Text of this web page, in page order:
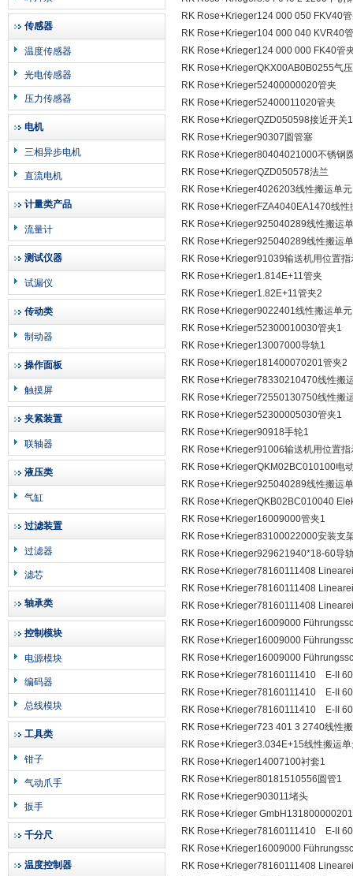
传感器
温度传感器
光电传感器
压力传感器
电机
三相异步电机
直流电机
计量类产品
流量计
测试仪器
试漏仪
传动类
制动器
操作面板
触摸屏
夹紧装置
联轴器
液压类
气缸
过滤装置
过滤器
滤芯
轴承类
控制模块
电源模块
编码器
总线模块
工具类
钳子
气动爪手
扳手
千分尺
温度控制器
RK Rose+Krieger124 000 050 FKV40
RK Rose+Krieger104 000 040 KVR40
RK Rose+Krieger124 000 000 FK40管
RK Rose+KriegerQKX00AB0B0255气
RK Rose+Krieger52400000020管夹
RK Rose+Krieger52400011020管夹
RK Rose+KriegerQZD050598接近开关1
RK Rose+Krieger90307圆管塞
RK Rose+Krieger80404021000不锈钢
RK Rose+KriegerQZD050578法兰
RK Rose+Krieger4026203线性搬运单
RK Rose+KriegerFZA4040EA1470线性
RK Rose+Krieger925040289线性搬运
RK Rose+Krieger925040289线性搬运
RK Rose+Krieger91039输送机用位置指
RK Rose+Krieger1.814E+11管夹
RK Rose+Krieger1.82E+11管夹2
RK Rose+Krieger9022401线性搬运单
RK Rose+Krieger52300010030管夹1
RK Rose+Krieger13007000导轨1
RK Rose+Krieger181400070201管夹2
RK Rose+Krieger78330210470线性搬
RK Rose+Krieger72550130750线性搬
RK Rose+Krieger52300005030管夹1
RK Rose+Krieger90918手轮1
RK Rose+Krieger91006输送机用位置指
RK Rose+KriegerQKM02BC010100电
RK Rose+Krieger925040289线性搬运
RK Rose+KriegerQKB02BC010040
RK Rose+Krieger16009000管夹1
RK Rose+Krieger83100022000安装支
RK Rose+Krieger929621940*18-60导
RK Rose+Krieger78160111408
RK Rose+Krieger78160111408
RK Rose+Krieger78160111408
RK Rose+Krieger16009000
RK Rose+Krieger16009000
RK Rose+Krieger16009000
RK Rose+Krieger78160111410 E-II
RK Rose+Krieger78160111410 E-II
RK Rose+Krieger78160111410 E-II
RK Rose+Krieger723 401 3 2740线性
RK Rose+Krieger3.034E+15线性搬运
RK Rose+Krieger14007100衬套1
RK Rose+Krieger80181510556圆管1
RK Rose+Krieger903011堵头
RK Rose+Krieger
RK Rose+Krieger78160111410 E-II
RK Rose+Krieger16009000
RK Rose+Krieger78160111408